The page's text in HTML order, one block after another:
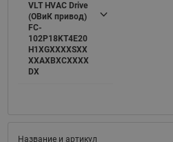
VLT HVAC Drive
(ОВиК привод)
FC-
102P18KT4E20
H1XGXXXXSXX
XXAXBXCXXXX
DX